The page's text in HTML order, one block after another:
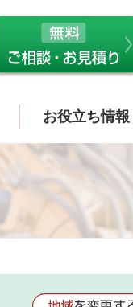
お役立ち情報